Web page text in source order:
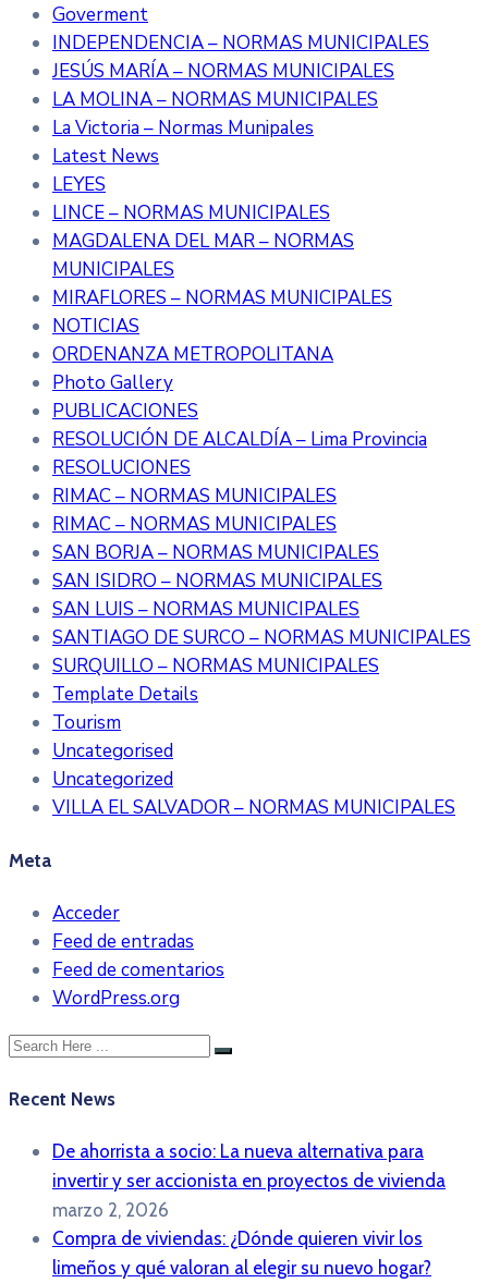
Goverment
INDEPENDENCIA – NORMAS MUNICIPALES
JESÚS MARÍA – NORMAS MUNICIPALES
LA MOLINA – NORMAS MUNICIPALES
La Victoria – Normas Munipales
Latest News
LEYES
LINCE – NORMAS MUNICIPALES
MAGDALENA DEL MAR – NORMAS
MUNICIPALES
MIRAFLORES – NORMAS MUNICIPALES
NOTICIAS
ORDENANZA METROPOLITANA
Photo Gallery
PUBLICACIONES
RESOLUCIÓN DE ALCALDÍA – Lima Provincia
RESOLUCIONES
RIMAC – NORMAS MUNICIPALES
RIMAC – NORMAS MUNICIPALES
SAN BORJA – NORMAS MUNICIPALES
SAN ISIDRO – NORMAS MUNICIPALES
SAN LUIS – NORMAS MUNICIPALES
SANTIAGO DE SURCO – NORMAS MUNICIPALES
SURQUILLO – NORMAS MUNICIPALES
Template Details
Tourism
Uncategorised
Uncategorized
VILLA EL SALVADOR – NORMAS MUNICIPALES
Meta
Acceder
Feed de entradas
Feed de comentarios
WordPress.org
Recent News
De ahorrista a socio: La nueva alternativa para
invertir y ser accionista en proyectos de vivienda
marzo 2, 2026
Compra de viviendas: ¿Dónde quieren vivir los
limeños y qué valoran al elegir su nuevo hogar?